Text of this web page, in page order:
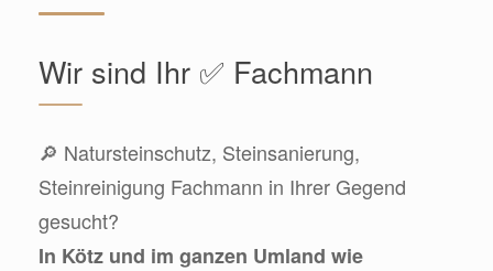
Wir sind Ihr ✅ Fachmann
🔎 Natursteinschutz, Steinsanierung,
Steinreinigung Fachmann in Ihrer Gegend
gesucht?
In Kötz und im ganzen Umland wie